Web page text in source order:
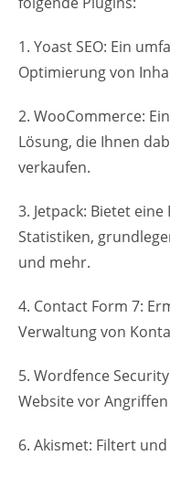
1. Yoast SEO: Ein
Optimierung von
2. WooCommerce:
Lösung, die Ihnen
verkaufen.
3. Jetpack: Bietet
Statistiken,
und mehr.
4. Contact Form 7:
Verwaltung von
5. Wordfence
Website vor
6. Akismet: Filtert